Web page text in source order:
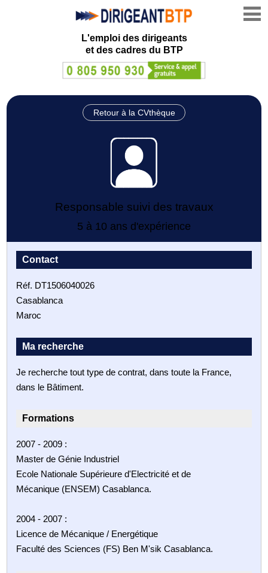
L'emploi des dirigeants
et des cadres du BTP
Retour à la CVthèque
Responsable suivi des travaux
5 à 10 ans d'expérience
Contact
Réf. DT1506040026
Casablanca
Maroc
Ma recherche
Je recherche tout type de contrat, dans toute la France,
dans le Bâtiment.
Formations
2007 - 2009 :
Master de Génie Industriel
Ecole Nationale Supérieure d'Electricité et de
Mécanique (ENSEM) Casablanca.
2004 - 2007 :
Licence de Mécanique / Energétique
Faculté des Sciences (FS) Ben M'sik Casablanca.